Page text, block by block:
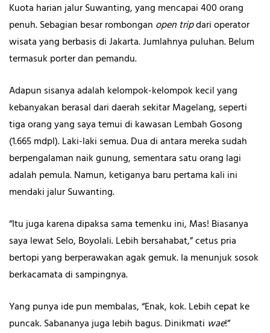
Kuota harian jalur Suwanting, yang mencapai 400 orang
penuh. Sebagian besar rombongan open tripdari operator
wisata yang berbasis di Jakarta. Jumlahnya puluhan. Belum
termasuk porter dan pemandu.
Adapun sisanya adalah kelompok-kelompok kecil yang
kebanyakan berasal dari daerah sekitar Magelang, seperti
tiga orang yang saya temui di kawasan Lembah Gosong
(1.665 mdpl). Laki-laki semua. Dua di antara mereka sudah
berpengalaman naik gunung, sementara satu orang lagi
adalah pemula. Namun, ketiganya baru pertama kali ini
mendaki jalur Suwanting.
“Itu juga karena dipaksa sama temenku ini, Mas! Biasanya
saya lewat Selo, Boyolali. Lebih bersahabat,” cetus pria
bertopi yang berperawakan agak gemuk. Ia menunjuk sosok
berkacamata di sampingnya.
Yang punya ide pun membalas, “Enak, kok. Lebih cepat ke
puncak. Sabananya juga lebih bagus. Dinikmati wae!”